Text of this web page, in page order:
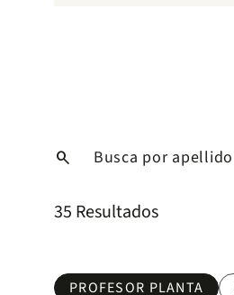
search
35 Resultados
PROFESOR PLANTA